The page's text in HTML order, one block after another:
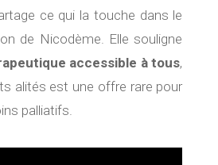
ce qui la touche dans le
de Nicodème. Elle souligne
accessible à tous,
alités est une offre rare pour
palliatifs.